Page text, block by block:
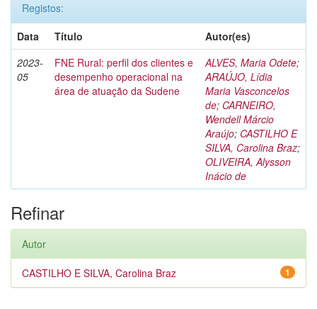
Registos:
Data
Título
Autor(es)
2023-
05
FNE Rural: perfil dos clientes e
desempenho operacional na
área de atuação da Sudene
ALVES, Maria Odete;
ARAÚJO, Lídia
Maria Vasconcelos
de; CARNEIRO,
Wendell Márcio
Araújo; CASTILHO E
SILVA, Carolina Braz;
OLIVEIRA, Alysson
Inácio de
Refinar
Autor
1
CASTILHO E SILVA, Carolina Braz